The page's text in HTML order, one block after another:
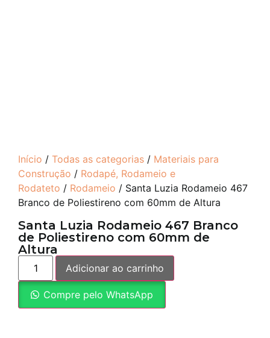
Início / Todas as categorias / Materiais para
Construção / Rodapé, Rodameio e
Rodateto / Rodameio / Santa Luzia Rodameio 467
Branco de Poliestireno com 60mm de Altura
Santa Luzia Rodameio 467 Branco
de Poliestireno com 60mm de
Altura
Adicionar ao carrinho
Compre pelo WhatsApp